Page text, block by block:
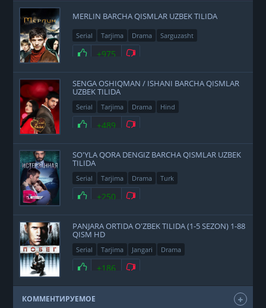
MERLIN BARCHA QISMLAR UZBEK TILIDA
Serial Tarjima Drama Sarguzasht
+975
SENGA OSHIQMAN / ISHANI BARCHA QISMLAR
UZBEK TILIDA
Serial Tarjima Drama Hind
+489
SO'YLA QORA DENGIZ BARCHA QISMLAR UZBEK
TILIDA
Serial Tarjima Drama Turk
+250
PANJARA ORTIDA O'ZBEK TILIDA (1-5 SEZON) 1-88
QISM HD
Serial Tarjima Jangari Drama
+186
КОММЕНТИРУЕМОЕ